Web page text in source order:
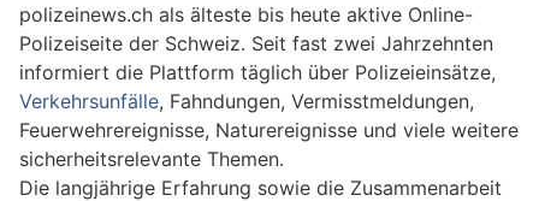
polizeinews.ch als älteste bis heute aktive Online-
Polizeiseite der Schweiz. Seit fast zwei Jahrzehnten
informiert die Plattform täglich über Polizeieinsätze,
Verkehrsunfälle, Fahndungen, Vermisstmeldungen,
Feuerwehrereignisse, Naturereignisse und viele weitere
sicherheitsrelevante Themen.
Die langjährige Erfahrung sowie die Zusammenarbeit